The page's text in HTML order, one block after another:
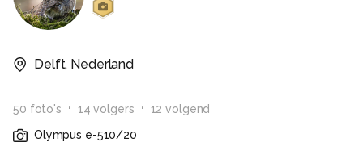
Delft, Nederland
50 foto's 14 volgers 12 volgend
Olympus e-510/20